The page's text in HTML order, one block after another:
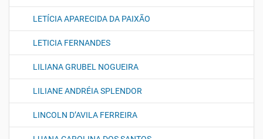
LETÍCIA APARECIDA DA PAIXÃO
LETICIA FERNANDES
LILIANA GRUBEL NOGUEIRA
LILIANE ANDRÉIA SPLENDOR
LINCOLN D’AVILA FERREIRA